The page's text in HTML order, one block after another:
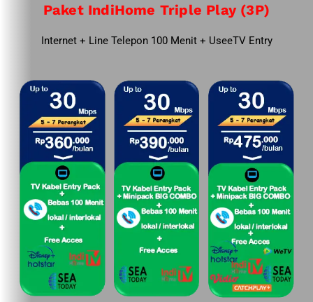
Paket IndiHome Triple Play (3P)
Internet + Line Telepon 100 Menit + UseeTV Entry